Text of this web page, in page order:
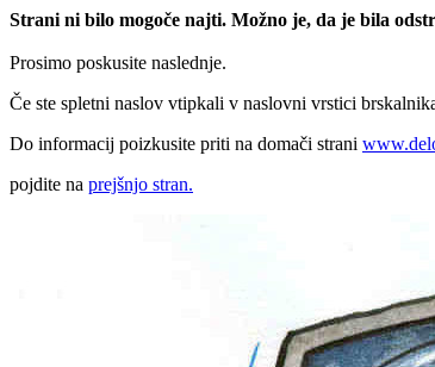
Strani ni bilo mogoče najti. Možno je, da je bila
Prosimo poskusite naslednje.
Če ste spletni naslov vtipkali v naslovni vrstici
Do informacij poizkusite priti na domači strani
pojdite na prejšnjo stran.